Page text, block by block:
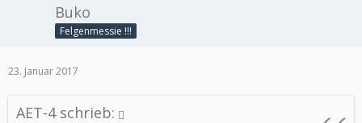
Buko
Felgenmessie !!!
23. Januar 2017
AET-4 schrieb: